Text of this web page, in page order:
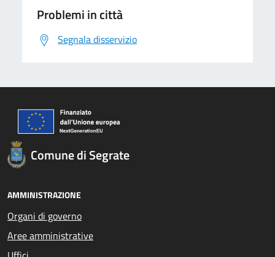
Problemi in città
Segnala disservizio
Comune di Segrate
AMMINISTRAZIONE
Organi di governo
Aree amministrative